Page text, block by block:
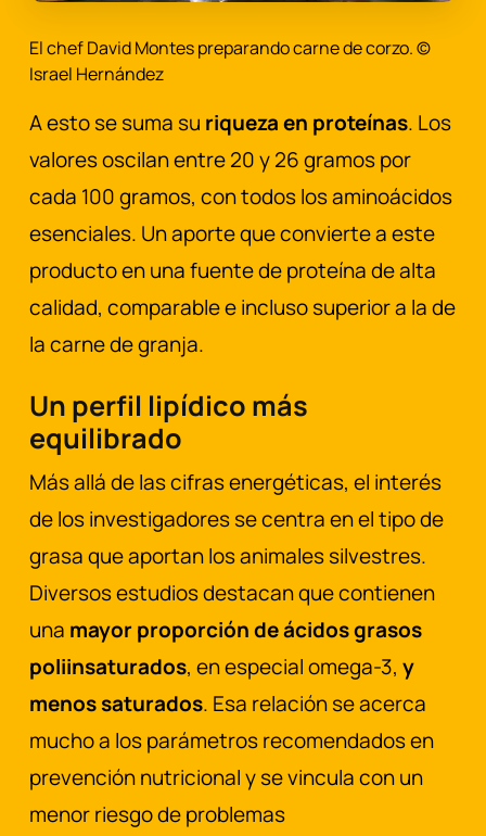
El chef David Montes preparando carne de corzo. ©
Israel Hernández
A esto se suma su riqueza en proteínas. Los
valores oscilan entre 20 y 26 gramos por
cada 100 gramos, con todos los aminoácidos
esenciales. Un aporte que convierte a este
producto en una fuente de proteína de alta
calidad, comparable e incluso superior a la de
la carne de granja.
Un perfil lipídico más
equilibrado
Más allá de las cifras energéticas, el interés
de los investigadores se centra en el tipo de
grasa que aportan los animales silvestres.
Diversos estudios destacan que contienen
una mayor proporción de ácidos grasos
poliinsaturados, en especial omega-3, y
menos saturados. Esa relación se acerca
mucho a los parámetros recomendados en
prevención nutricional y se vincula con un
menor riesgo de problemas